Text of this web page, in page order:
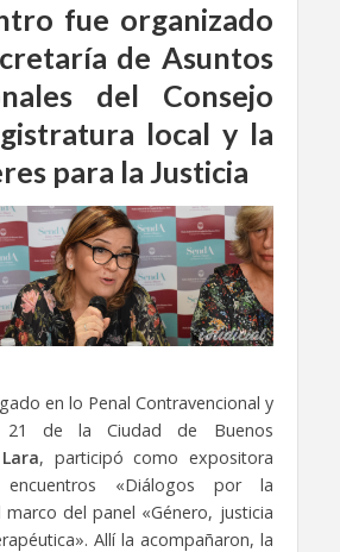
fue organizado
de Asuntos
del Consejo
local y la
para la Justicia
en lo Penal Contravencional y
21 de la Ciudad de Buenos
, participó como expositora
«Diálogos por la
del panel «Género, justicia
Allí la acompañaron, la